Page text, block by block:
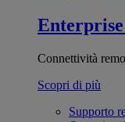
Enterprise
Connettività
Scopri di più
Supporto